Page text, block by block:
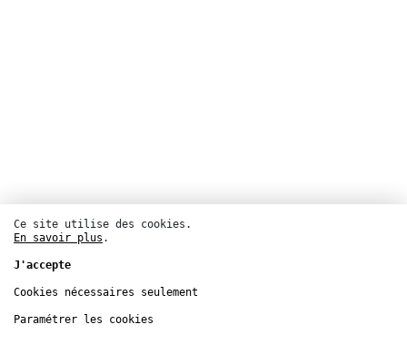
Théâtre
Théâtre Nanterre-Amandiers – Centre
Ce site utilise des cookies.
En savoir plus .
J'accepte
Cookies nécessaires seulement
Paramétrer les cookies